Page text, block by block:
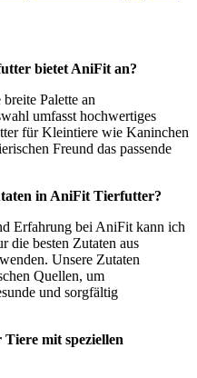
bietet AniFit an?
Palette an
umfasst hochwertiges
für Kleintiere wie Kaninchen
Freund das passende
in AniFit Tierfutter?
Erfahrung bei AniFit kann ich
die besten Zutaten aus
Unsere Zutaten
Quellen, um
und sorgfältig
mit speziellen